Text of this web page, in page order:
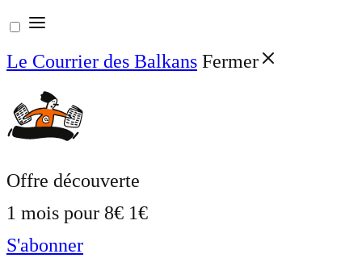
Aller
au
contenu
Le Courrier des Balkans Fermer
Offre découverte
1 mois pour 8€ 1€
S'abonner